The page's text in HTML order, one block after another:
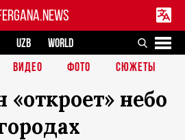
UZB
WORLD
ВИДЕО ФОТО СЮЖЕТЫ
«откроет» небо